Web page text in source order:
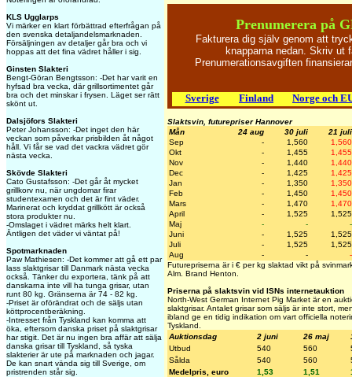
KLS Ugglarps
Vi märker en klart förbättrad efterfrågan på
den svenska detaljandelsmarknaden.
Försäljningen av detaljer går bra och vi
hoppas att det fina vädret håller i sig.
Ginsten Slakteri
Bengt-Göran Bengtsson: -Det har varit en
hyfsad bra vecka, där grillsortimentet går
bra och det minskar i frysen. Läget ser rätt
skönt ut.
Dalsjöfors Slakteri
Peter Johansson: -Det inget den här
veckan som påverkar prisbilden åt något
håll. Vi får se vad det vackra vädret gör
nästa vecka.
Skövde Slakteri
Cato Gustafsson: -Det går åt mycket
grillkorv nu, när ungdomar firar
studentexamen och det är fint väder.
Marinerat och kryddat grillkött är också
stora produkter nu.
-Omslaget i vädret märks helt klart.
Äntligen det väder vi väntat på!
Spotmarknaden
Paw Mathiesen: -Det kommer att gå ett par
lass slaktgrisar till Danmark nästa vecka
också. Tänker du exportera, tänk på att
danskarna inte vill ha tunga grisar, utan
runt 80 kg. Gränserna är 74 - 82 kg.
-Priset är oförändrat och de säljs utan
köttprocentberäkning.
-Intresset från Tyskland kan komma att
öka, eftersom danska priset på slaktgrisar
har stigit. Det är nu ingen bra affär att sälja
danska grisar till Tyskland, så tyska
slakterier är ute på marknaden och jagar.
De kan snart vända sig till Sverige, om
pristrenden står sig.
Prenumerera på
Fakturera dig själv genom att
knapparna nedan. Skriv ut
Prenumerationsavgiften
Sverige Finland Norge och
Slaktsvin, futurepriser Hannover
Mån
24 aug 30 juli
21 juli
Sep
- 1,560
1,560
Okt
- 1,455
1,455
Nov
- 1,440
1,440
Dec
- 1,425
1,425
Jan
- 1,350
1,350
Feb
- 1,450
1,450
Mars
- 1,470
1,470
April
- 1,525
1,525
Maj
- -
-
Juni
- 1,525
1,525
Juli
- 1,525
1,525
Aug
- -
-
Futurepriserna är i € per kg slaktad vikt på
Alm. Brand Henton.
Priserna på slaktsvin vid ISNs internetauktion
North-West German Internet Pig Market är en
slaktgrisar. Antalet grisar som säljs är inte stort,
ibland ge en tidig indikation om vart officiella
Tyskland.
Auktionsdag
2 juni 26 maj
Utbud
540 560
Sålda
540 560
Medelpris, euro
1,53 1,51